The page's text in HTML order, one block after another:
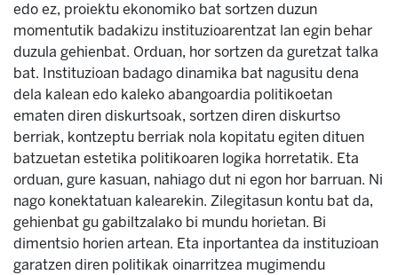
edo ez, proiektu ekonomiko bat sortzen duzun
momentutik badakizu instituzioarentzat lan egin behar
duzula gehienbat. Orduan, hor sortzen da guretzat talka
bat. Instituzioan badago dinamika bat nagusitu dena
dela kalean edo kaleko abangoardia politikoetan
ematen diren diskurtsoak, sortzen diren diskurtso
berriak, kontzeptu berriak nola kopitatu egiten dituen
batzuetan estetika politikoaren logika horretatik. Eta
orduan, gure kasuan, nahiago dut ni egon hor barruan. Ni
nago konektatuan kalearekin. Zilegitasun kontu bat da,
gehienbat gu gabiltzalako bi mundu horietan. Bi
dimentsio horien artean. Eta inportantea da instituzioan
garatzen diren politikak oinarritzea mugimendu